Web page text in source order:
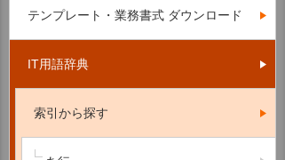
テンプレート・業務書式 ダウンロード
IT用語辞典
索引から探す